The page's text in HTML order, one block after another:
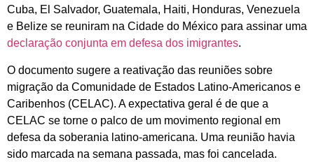
Cuba, El Salvador, Guatemala, Haiti, Honduras, Venezuela
e Belize se reuniram na Cidade do México para assinar uma
declaração conjunta em defesa dos imigrantes.
O documento sugere a reativação das reuniões sobre
migração da Comunidade de Estados Latino-Americanos e
Caribenhos (CELAC). A expectativa geral é de que a
CELAC se torne o palco de um movimento regional em
defesa da soberania latino-americana. Uma reunião havia
sido marcada na semana passada, mas foi cancelada.